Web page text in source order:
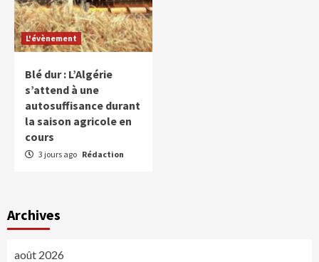
L'évènement
Blé dur : L’Algérie
s’attend à une
autosuffisance durant
la saison agricole en
cours
3 jours ago Rédaction
Archives
août 2026